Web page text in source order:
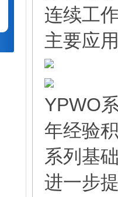
连续工
主要应
YPWO
年经验
系列基
进一步